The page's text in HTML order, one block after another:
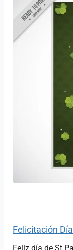
Felicitación